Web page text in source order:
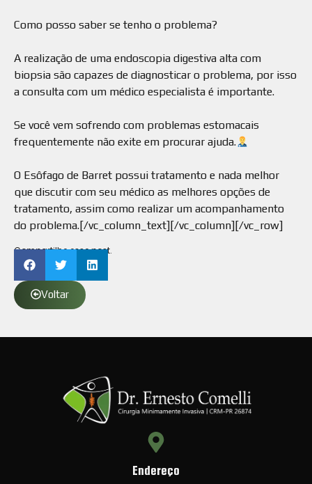
Como posso saber se tenho o problema?
A realização de uma endoscopia digestiva alta com
biopsia são capazes de diagnosticar o problema, por isso
a consulta com um médico especialista é importante.
Se você vem sofrendo com problemas estomacais
frequentemente não exite em procurar ajuda.
O Esôfago de Barret possui tratamento e nada melhor
que discutir com seu médico as melhores opções de
tratamento, assim como realizar um acompanhamento
do problema.[/vc_column_text][/vc_column][/vc_row]
Compartilhe esse post.
Voltar
Endereço